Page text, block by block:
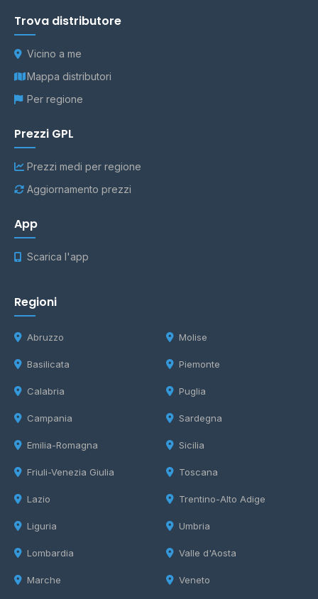
Trova distributore
Vicino a me
Mappa distributori
Per regione
Prezzi GPL
Prezzi medi per regione
Aggiornamento prezzi
App
Scarica l'app
Regioni
Abruzzo
Basilicata
Calabria
Campania
Emilia-Romagna
Friuli-Venezia Giulia
Lazio
Liguria
Lombardia
Marche
Molise
Piemonte
Puglia
Sardegna
Sicilia
Toscana
Trentino-Alto Adige
Umbria
Valle d'Aosta
Veneto